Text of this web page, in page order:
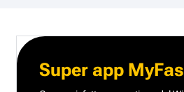
Super app